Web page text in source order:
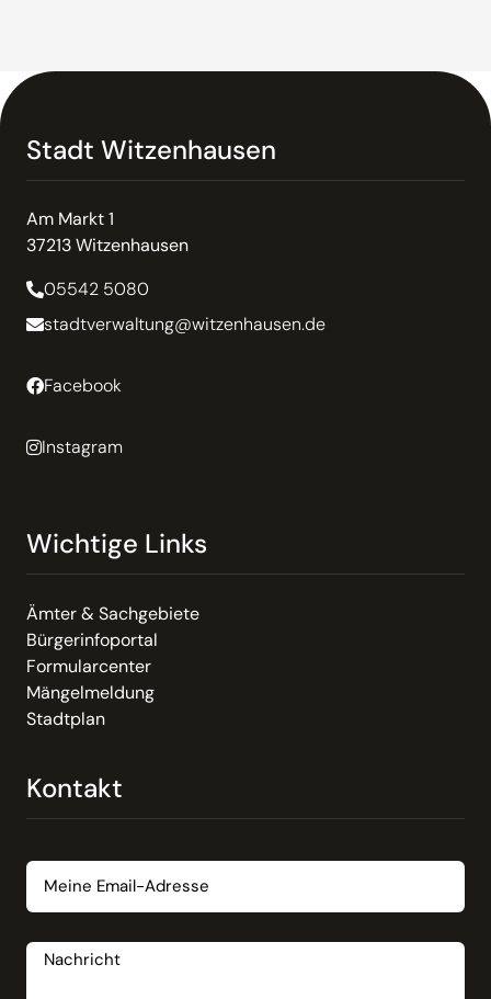
Stadt Witzenhausen
Am Markt 1
37213 Witzenhausen
05542 5080
stadtverwaltung@witzenhausen.de
Facebook
Instagram
Wichtige Links
Ämter & Sachgebiete
Bürgerinfoportal
Formularcenter
Mängelmeldung
Stadtplan
Kontakt